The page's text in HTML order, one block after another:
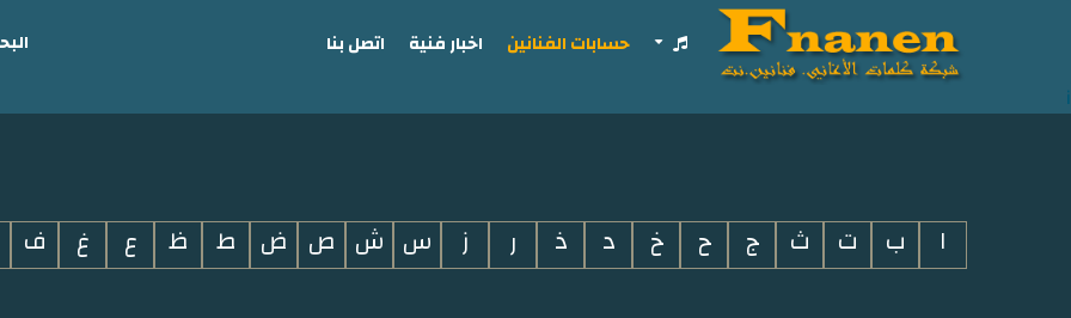
i
حسابات الفنانين اخبار فنية اتصل بنا
ا ب ت ث ج ح خ د ذ ر ز س ش ص ض ط ظ ع غ ف